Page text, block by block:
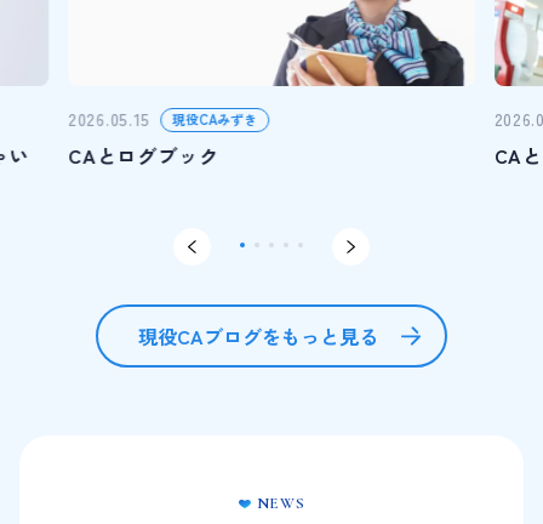
い
2026.05.15 現役CAみずき
CAとログブック CA
現役CAブログをもっと見る
NEWS